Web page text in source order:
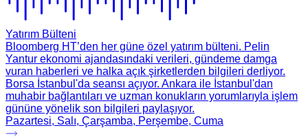
Yatırım Bülteni
Bloomberg HT’den her güne özel yatırım bülteni. Pelin
Yantur ekonomi ajandasındaki verileri, gündeme damga
vuran haberleri ve halka açık şirketlerden bilgileri derliyor.
Borsa İstanbul'da seansı açıyor. Ankara ile İstanbul'dan
muhabir bağlantıları ve uzman konukların yorumlarıyla işlem
gününe yönelik son bilgileri paylaşıyor.
Pazartesi, Salı, Çarşamba, Perşembe, Cuma